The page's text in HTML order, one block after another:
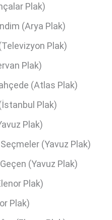
Plak)
(Arya Plak)
Plak)
Plak)
(Atlas Plak)
Plak)
Plak)
Seçmeler (Yavuz Plak)
(Yavuz Plak)
Plak)
Plak)